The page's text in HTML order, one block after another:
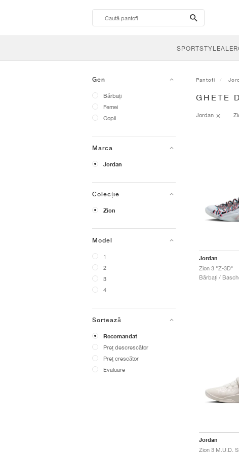
search-
btn
SPORTSTYLE
Gen
Bărbați
Femei
Copii
Marca
Jordan
Colecție
Zion
Model
1
2
3
4
Sortează
Recomandat
Preț descrescător
Preț crescător
Evaluare
Pantofi
GHETE
Jordan
Jordan
Zion 3 "Z-3D"
Bărbați /
Jordan
Zion 3 M.U.D.